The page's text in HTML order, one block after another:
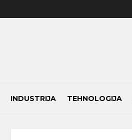
INDUSTRIJA TEHNOLOGIJA